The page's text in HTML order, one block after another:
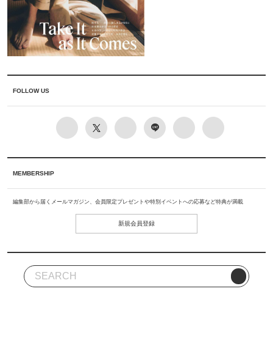
FOLLOW US
MEMBERSHIP
編集部から届くメールマガジン、会員限定プレゼントや特別イベントへの応募など特典が満載
新規会員登録